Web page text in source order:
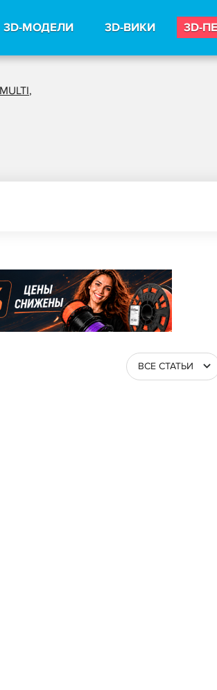
3D-МОДЕЛИ 3D-ВИКИ 3D-
,
ВСЕ СТАТЬИ